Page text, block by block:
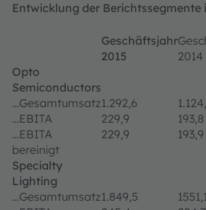
Entwicklung der Berichtssegmente
Geschäftsjahr
2015
2014
Opto
Semiconductors
…Gesamtumsatz1.292,6
…EBITA
229,9
193,8
…EBITA
bereinigt
229,9 193,9
Specialty
Lighting
…Gesamtumsatz1.849,5